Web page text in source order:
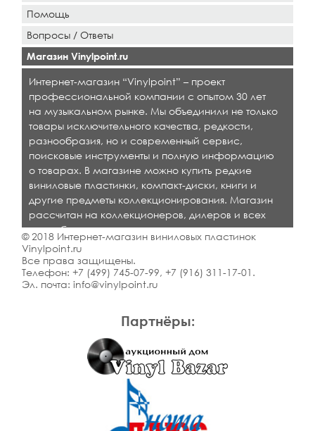
Партнёры:
Помощь
Вопросы / Ответы
Магазин Vinylpoint.ru
Интернет-магазин “Vinylpoint” – проект
профессиональной компании с опытом 30 лет
на музыкальном рынке. Мы объединили не только
товары исключительного качества, редкости,
разнообразия, но и современный сервис,
поисковые инструменты и полную информацию
о товарах. В магазине можно купить редкие
виниловые пластинки, компакт-диски, книги и
другие предметы коллекционирования. Магазин
рассчитан на коллекционеров, дилеров и всех
кто любит качественную музыку.
© 2018 Интернет-магазин виниловых пластинок
Vinylpoint.ru
Все права защищены.
Телефон: +7 (499) 745-07-99, +7 (916) 311-17-01 .
Эл. почта: info@vinylpoint.ru